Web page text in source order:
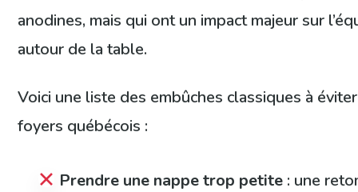
anodines, mais qui ont un impact majeur sur
autour de la table.
Voici une liste des embûches classiques à
foyers québécois :
Prendre une nappe trop petite : une